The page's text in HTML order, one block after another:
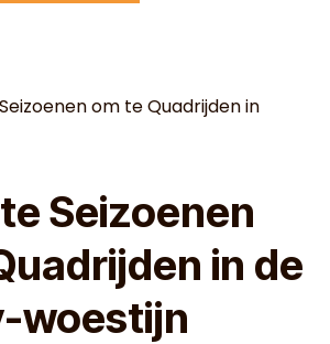
om te Quadrijden in
Seizoenen
in de
woestijn